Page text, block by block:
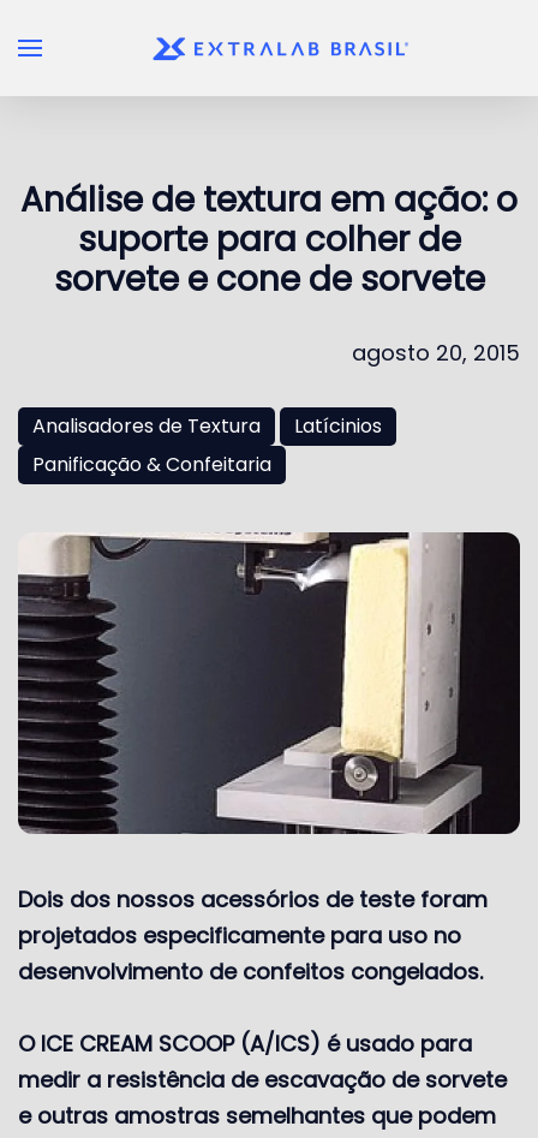
Skip to main content
Análise de textura em ação: o
suporte para colher de
sorvete e cone de sorvete
agosto 20, 2015
Analisadores de Textura
Latícinios
Panificação & Confeitaria
Dois dos nossos acessórios de teste foram
projetados especificamente para uso no
desenvolvimento de confeitos congelados.
O ICE CREAM SCOOP (A/ICS) é usado para
medir a resistência de escavação de sorvete
e outras amostras semelhantes que podem